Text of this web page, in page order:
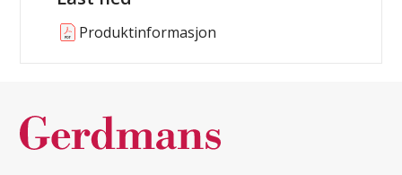
Produktinformasjon